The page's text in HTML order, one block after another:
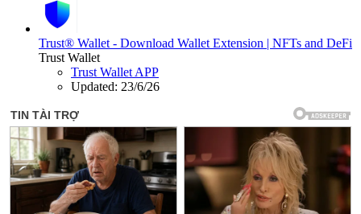
Trust® Wallet - Download Wallet Extension | NFTs and DeFi
Trust Wallet
Trust Wallet APP
Updated: 23/6/26